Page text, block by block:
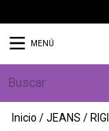
MENÚ
Inicio /JEANS /